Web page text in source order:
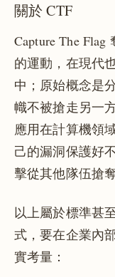
關於 CTF
Capture The
的運動，在現代
中；原始概念是
幟不被搶走另一
應用在計算機領
己的漏洞保護好
擊從其他隊伍搶
以上屬於標準甚
式，要在企業內
實考量：